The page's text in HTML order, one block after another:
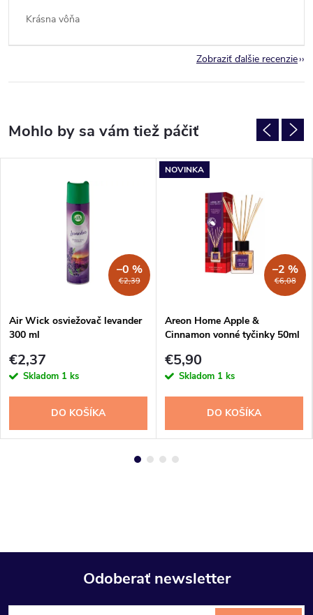
€2,39
–0 %
Air Wick osviežovač levander
300 ml
€2,37
Skladom 1 ks
DO KOŠÍKA
NOVINKA
€6,08
–2 %
Areon Home Apple &
Cinnamon vonné tyčinky 50ml
€5,90
Skladom 1 ks
DO KOŠÍKA
Krásna vôňa
Zobraziť ďalšie recenzie
Odoberať newsletter